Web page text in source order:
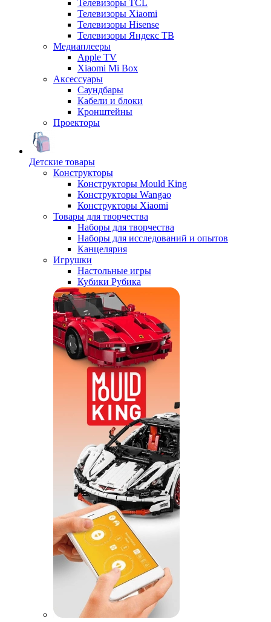
Телевизоры TCL
Телевизоры Xiaomi
Телевизоры Hisense
Телевизоры Яндекс ТВ
Медиаплееры
Apple TV
Xiaomi Mi Box
Аксессуары
Саундбары
Кабели и блоки
Кронштейны
Проекторы
Детские товары
Конструкторы
Конструкторы Mould King
Конструкторы Wangao
Конструкторы Xiaomi
Товары для творчества
Наборы для творчества
Наборы для исследований и опытов
Канцелярия
Игрушки
Настольные игры
Кубики Рубика